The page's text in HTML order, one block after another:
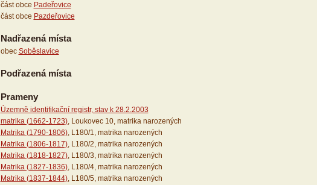
část obce Padeřovice
část obce Pazdeřovice
Nadřazená místa
obec Soběslavice
Podřazená místa
Prameny
Územně identifikační registr, stav k 28.2.2003
matrika (1662-1723), Loukovec 10, matrika narozených
Matrika (1790-1806), L180/1, matrika narozených
Matrika (1806-1817), L180/2, matrika narozených
Matrika (1818-1827), L180/3, matrika narozených
Matrika (1827-1836), L180/4, matrika narozených
Matrika (1837-1844), L180/5, matrika narozených